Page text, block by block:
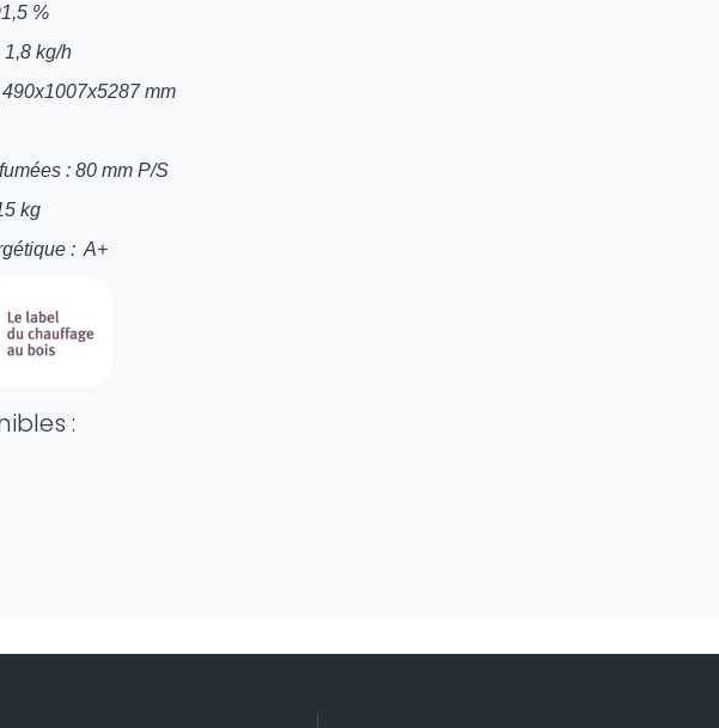
%
1,8 kg/h
mm
: 80 mm P/S
kg
: A+
: